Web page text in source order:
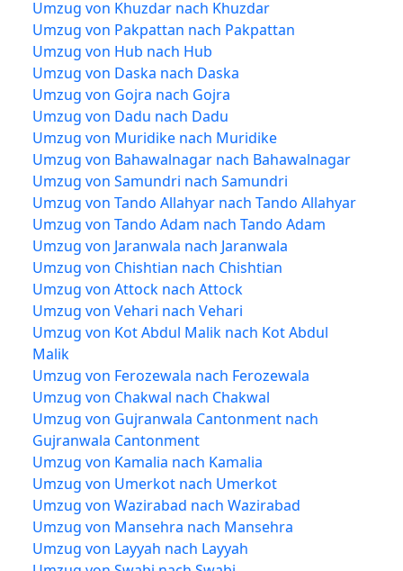
Umzug von Khuzdar nach Khuzdar
Umzug von Pakpattan nach Pakpattan
Umzug von Hub nach Hub
Umzug von Daska nach Daska
Umzug von Gojra nach Gojra
Umzug von Dadu nach Dadu
Umzug von Muridike nach Muridike
Umzug von Bahawalnagar nach Bahawalnagar
Umzug von Samundri nach Samundri
Umzug von Tando Allahyar nach Tando Allahyar
Umzug von Tando Adam nach Tando Adam
Umzug von Jaranwala nach Jaranwala
Umzug von Chishtian nach Chishtian
Umzug von Attock nach Attock
Umzug von Vehari nach Vehari
Umzug von Kot Abdul Malik nach Kot Abdul
Malik
Umzug von Ferozewala nach Ferozewala
Umzug von Chakwal nach Chakwal
Umzug von Gujranwala Cantonment nach
Gujranwala Cantonment
Umzug von Kamalia nach Kamalia
Umzug von Umerkot nach Umerkot
Umzug von Wazirabad nach Wazirabad
Umzug von Mansehra nach Mansehra
Umzug von Layyah nach Layyah